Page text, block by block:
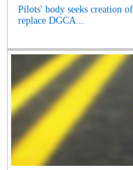
Pilots' body seeks creation
replace DGCA...